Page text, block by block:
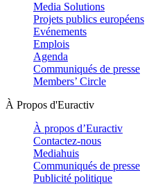
Media Solutions
Projets publics européens
Evénements
Emplois
Agenda
Communiqués de presse
Members’ Circle
À Propos d'Euractiv
À propos d’Euractiv
Contactez-nous
Mediahuis
Communiqués de presse
Publicité politique